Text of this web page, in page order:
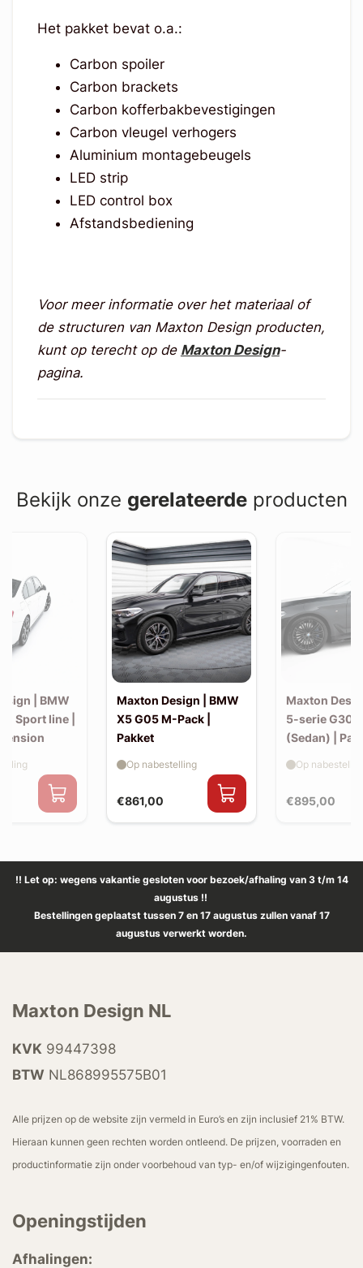
Het pakket bevat o.a.:
Carbon spoiler
Carbon brackets
Carbon kofferbakbevestigingen
Carbon vleugel verhogers
Aluminium montagebeugels
LED strip
LED control box
Afstandsbediening
Voor meer informatie over het materiaal of
de structuren van Maxton Design producten,
kunt op terecht op de Maxton Design-
pagina.
Bekijk onze gerelateerdeproducten
| BMW
Sport line |
Maxton Design | BMW
X5 G05 M-Pack |
Pakket
€861,00
Op nabestelling
Maxton
5-serie G30
(Sedan) |
€895,00
Op
!! Let op: wegens vakantie gesloten voor bezoek/afhaling van 3 t/m 14
augustus !!
Bestellingen geplaatst tussen 7 en 17 augustus zullen vanaf 17
augustus verwerkt worden.
Maxton Design NL
KVK 99447398
BTW NL868995575B01
Alle prijzen op de website zijn vermeld in Euro’s en zijn inclusief 21% BTW.
Hieraan kunnen geen rechten worden ontleend. De prijzen, voorraden en
productinformatie zijn onder voorbehoud van typ- en/of wijzigingenfouten.
Openingstijden
Afhalingen: